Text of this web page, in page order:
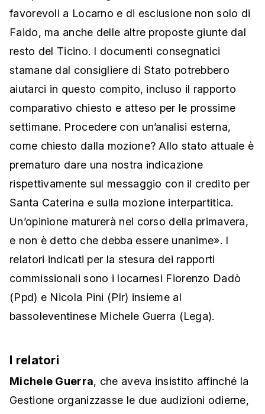
favorevoli a Locarno e di esclusione non solo di
Faido, ma anche delle altre proposte giunte dal
resto del Ticino. I documenti consegnatici
stamane dal consigliere di Stato potrebbero
aiutarci in questo compito, incluso il rapporto
comparativo chiesto e atteso per le prossime
settimane. Procedere con un’analisi esterna,
come chiesto dalla mozione? Allo stato attuale è
prematuro dare una nostra indicazione
rispettivamente sul messaggio con il credito per
Santa Caterina e sulla mozione interpartitica.
Un’opinione maturerà nel corso della primavera,
e non è detto che debba essere unanime». I
relatori indicati per la stesura dei rapporti
commissionali sono i locarnesi Fiorenzo Dadò
(Ppd) e Nicola Pini (Plr) insieme al
bassoleventinese Michele Guerra (Lega).
I relatori
Michele Guerra, che aveva insistito affinché la
Gestione organizzasse le due audizioni odierne,